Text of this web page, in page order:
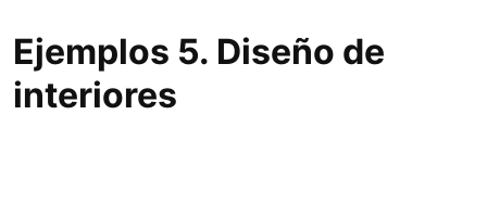
Ejemplos 5. Diseño de
interiores